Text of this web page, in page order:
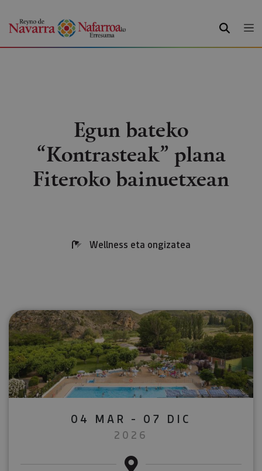
BILATU
Egun bateko
“Kontrasteak” plana
Fiteroko bainuetxean
Wellness eta ongizatea
04 MAR - 07 DIC
2026